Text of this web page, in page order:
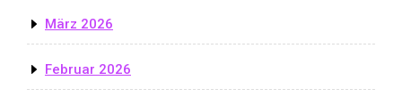
März 2026
Februar 2026